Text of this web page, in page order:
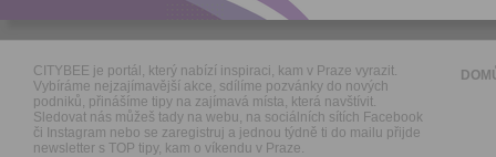
CITYBEE je portál, který nabízí inspiraci, kam v Praze vyrazit.
Vybíráme nejzajímavější akce, sdílíme pozvánky do nových
podniků, přinášíme tipy na zajímavá místa, která navštívit.
Sledovat nás můžeš tady na webu, na sociálních sítích Facebook
či Instagram nebo se zaregistruj a jednou týdně ti do mailu přijde
newsletter s TOP tipy, kam o víkendu v Praze.